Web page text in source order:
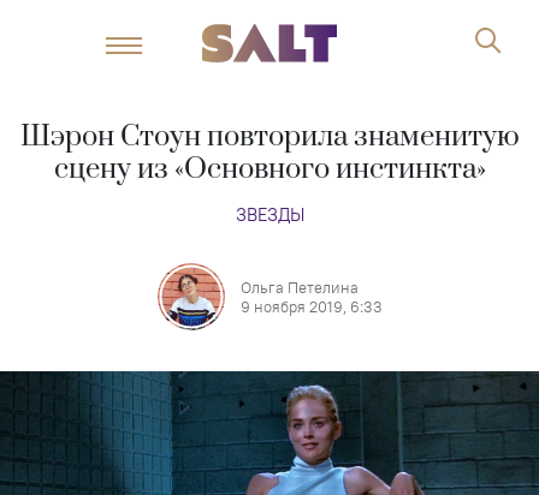
Шэрон Стоун повторила знаменитую
сцену из «Основного инстинкта»
ЗВЕЗДЫ
Ольга Петелина
9 ноября 2019, 6:33